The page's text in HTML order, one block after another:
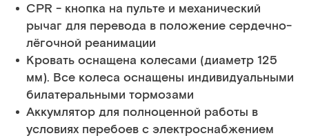
CPR - кнопка на пульте и механический
рычаг для перевода в положение сердечно-
лёгочной реанимации
Кровать оснащена колесами (диаметр 125
мм). Все колеса оснащены индивидуальными
билатеральными тормозами
Аккумлятор для полноценной работы в
условиях перебоев с электроснабжением